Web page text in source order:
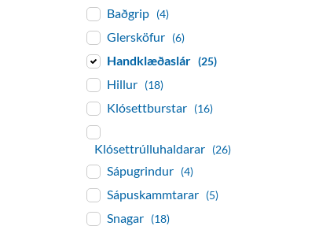
Baðgrip (4)
Glersköfur (6)
Handklæðaslár (25)
Hillur (18)
Klósettburstar (16)
Klósettrúlluhaldarar (26)
Sápugrindur (4)
Sápuskammtarar (5)
Snagar (18)